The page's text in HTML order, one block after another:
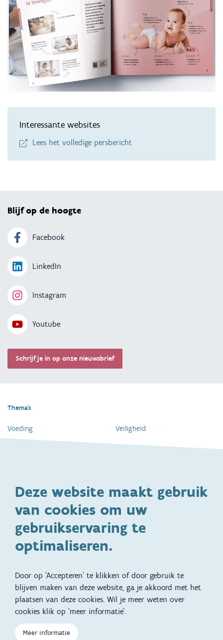
Deze website maakt gebruik
van cookies om uw
gebruikservaring te
optimaliseren.
Door op 'Accepteren' te klikken of door gebruik te
blijven maken van deze website, ga je akkoord met het
plaatsen van deze cookies. Wil je meer weten over
cookies klik op 'meer informatie'.
Meer informatie
Interessante websites
Lees het volledige persbericht
Blijf op de hoogte
Facebook
LinkedIn
Instagram
Youtube
Schrijf je in op onze nieuwsbrief
Thema's
Voeding
Ontwikkeling en gedrag
Specifieke
ondersteuningsbehoefte
Zwangerschap en geboorte
Slapen
Veiligheid
Dagelijkse verzorging
Gezinsleven
Adoptie
Kinderwens
Voet
Kind en Gezin diensten
Aanbod tijdens de
zwangerschap
Vertalingen